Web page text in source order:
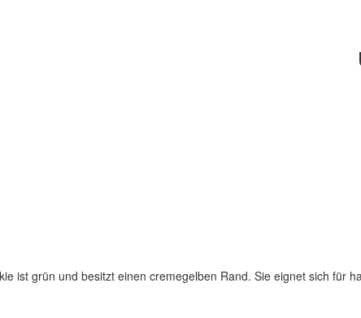
ist grün und besitzt einen cremegelben Rand. Sie eignet sich für